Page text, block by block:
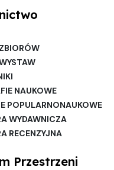
NAUKOWE
POPULARNONAUKOWE
WYDAWNICZA
RECENZYJNA
Przestrzeni